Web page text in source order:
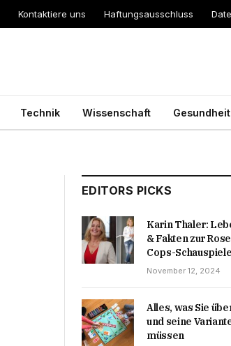
Kontaktiere uns Haftungsausschluss
Technik Wissenschaft Gesundheit
EDITORS PICKS
Karin Thaler:
& Fakten zur
Cops-
November 12, 2024
Alles, was Sie
und seine
müssen